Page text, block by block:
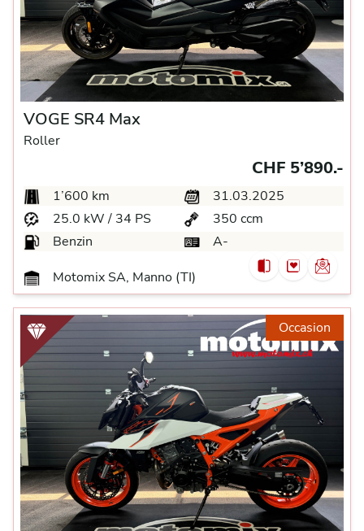
VOGE SR4 Max
Roller
CHF 5’890.-
1’600 km
31.03.2025
25.0 kW / 34 PS
350 ccm
Benzin
A-
Motomix SA, Manno (TI)
Occasion